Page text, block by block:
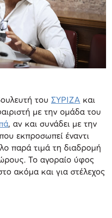
του ΣΥΡΙΖΑ και
με την ομάδα του
, αν και συνάδει με την
εκπροσωπεί έναντι
παρά τιμά τη διαδρομή
Το αγοραίο ύφος
ακόμα και για στέλεχος